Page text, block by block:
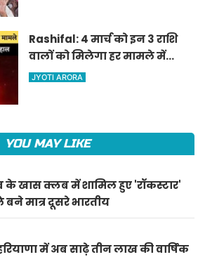
Rashifal: 4 मार्च को इन 3 राशि
वालों को मिलेगा हर मामले में
किस्मत का साथ, पढ़ें 12 राशियों का
JYOTI ARORA
YOU MAY LIKE
के खास क्लब में शामिल हुए 'रॉकस्टार'
मात्र दूसरे भारतीय
में अब साढ़े तीन लाख की वार्षिक